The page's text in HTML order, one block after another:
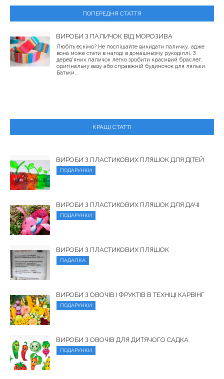
ПОПЕРЕДНЯ СТАТТЯ
ВИРОБИ З ПАЛИЧОК ВІД МОРОЗИВА
Любіть ескімо? Не поспішайте викидати паличку, адже
вона може стати в нагоді в домашньому рукоділлі. З
дерев'яних паличок легко зробити красивий браслет,
оригінальну вазу або справжній будиночок для ляльки.
Батьки...
КРАЩІ СТАТТІ
ВИРОБИ З ПЛАСТИКОВИХ ПЛЯШОК ДЛЯ ДІТЕЙ
ПОДАРУНКИ
ВИРОБИ З ПЛАСТИКОВИХ ПЛЯШОК ДЛЯ ДАЧІ
ПОДАРУНКИ
ВИРОБИ З ПЛАСТИКОВИХ ПЛЯШОК
ПАДАЛКА
ВИРОБИ З ОВОЧІВ І ФРУКТІВ В ТЕХНІЦІ КАРВІНГ
ПОДАРУНКИ
ВИРОБИ З ОВОЧІВ ДЛЯ ДИТЯЧОГО САДКА
ПОДАРУНКИ